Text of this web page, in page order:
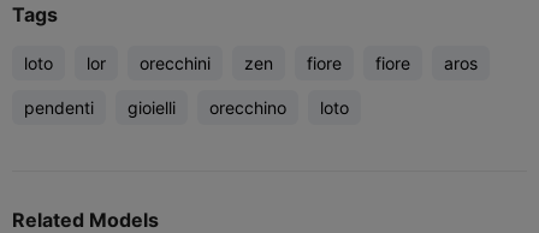
Tags
loto lor orecchini zen fiore fiore aros
pendenti gioielli orecchino loto
Related Models